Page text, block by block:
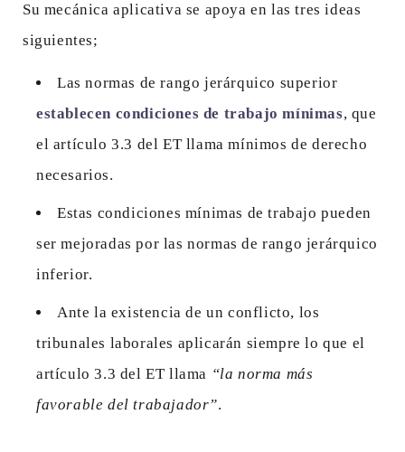
Su mecánica aplicativa se apoya en las tres ideas
siguientes;
Las normas de rango jerárquico superior
establecen condiciones de trabajo mínimas, que
el artículo 3.3 del ET llama mínimos de derecho
necesarios.
Estas condiciones mínimas de trabajo pueden
ser mejoradas por las normas de rango jerárquico
inferior.
Ante la existencia de un conflicto, los
tribunales laborales aplicarán siempre lo que el
artículo 3.3 del ET llama “la norma más
favorable del trabajador”.